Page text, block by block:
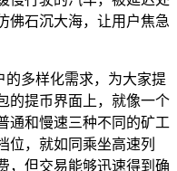
佛石沉大海，让用户焦急
的多样化需求，为大家提
的提币界面上，就像一个
通和慢速三种不同的矿工
位，就如同乘坐高速列
，但交易能够迅速得到确